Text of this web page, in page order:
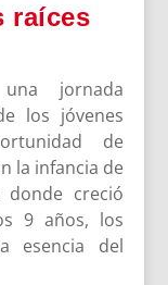
raíces
jornada
los jóvenes
de
la infancia de
donde creció
9 años, los
esencia del